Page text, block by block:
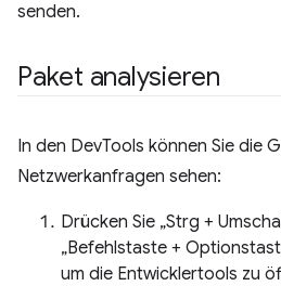
senden.
Paket analysieren
In den DevTools können Sie die
Netzwerkanfragen sehen:
Drücken Sie „Strg +
„Befehlstaste +
um die Entwicklertools zu